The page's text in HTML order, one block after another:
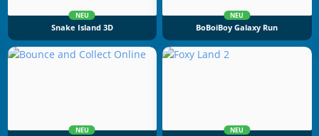
NEU
Snake Island 3D
NEU
BoBoiBoy Galaxy Run
NEU NEU